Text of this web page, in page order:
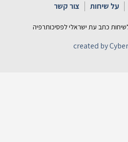
על שיחות צור קשר
כתב עת ישראלי לפסיכותרפיה
created by